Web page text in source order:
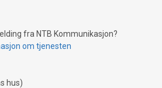
fra NTB Kommunikasjon?
om tjenesten
hus)